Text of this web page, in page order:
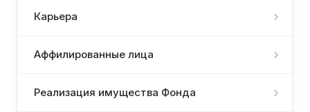
Карьера
Аффилированные лица
Реализация имущества Фонда